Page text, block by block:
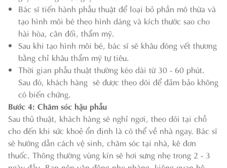
Bác sĩ tiến hành phẫu thuật để loại bỏ phần mô thừa và
tạo hình môi bé theo hình dáng và kích thước sao cho
hài hòa, cân đối, thẩm mỹ.
Sau khi tạo hình môi bé, bác sĩ sẽ khâu đóng vết thương
bằng chỉ khâu thẩm mỹ tự tiêu.
Thời gian phẫu thuật thường kéo dài từ 30 - 60 phút.
Sau đó, khách hàng sẽ được theo dõi để đảm bảo không
có biến chứng.
Bước 4: Chăm sóc hậu phẫu
Sau thủ thuật, khách hàng sẽ nghỉ ngơi, theo dõi tại chỗ
cho đến khi sức khoẻ ổn định là có thể về nhà ngay. Bác sĩ
sẽ hướng dẫn cách vệ sinh, chăm sóc tại nhà, kê đơn
thuốc. Thông thường vùng kín sẽ hơi sưng nhẹ trong 2 - 3